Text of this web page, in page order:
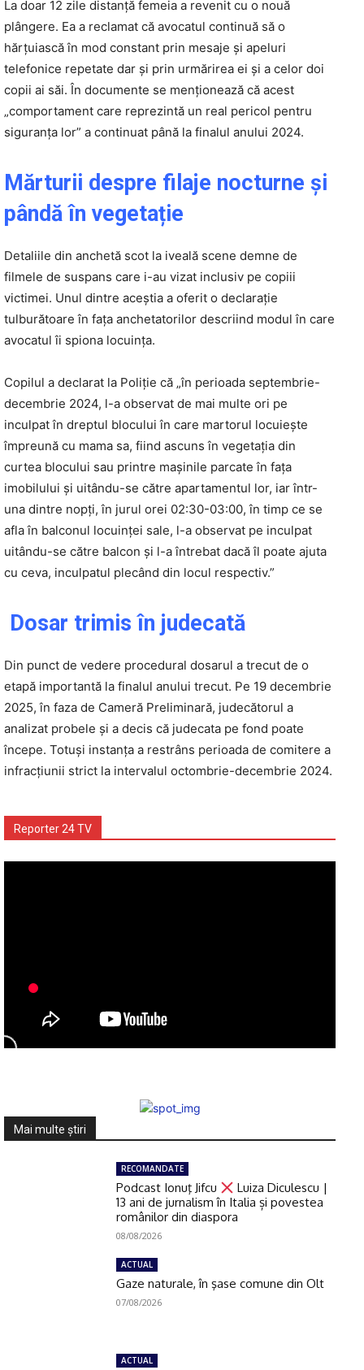
La doar 12 zile distanță femeia a revenit cu o nouă
plângere. Ea a reclamat că avocatul continuă să o
hărțuiască în mod constant prin mesaje și apeluri
telefonice repetate dar și prin urmărirea ei și a celor doi
copii ai săi. În documente se menționează că acest
„comportament care reprezintă un real pericol pentru
siguranța lor” a continuat până la finalul anului 2024.
Mărturii despre filaje nocturne și
pândă în vegetație
Detaliile din anchetă scot la iveală scene demne de
filmele de suspans care i-au vizat inclusiv pe copiii
victimei. Unul dintre aceștia a oferit o declarație
tulburătoare în fața anchetatorilor descriind modul în care
avocatul îi spiona locuința.
Copilul a declarat la Poliție că „în perioada septembrie-
decembrie 2024, l-a observat de mai multe ori pe
inculpat în dreptul blocului în care martorul locuiește
împreună cu mama sa, fiind ascuns în vegetația din
curtea blocului sau printre mașinile parcate în fața
imobilului și uitându-se către apartamentul lor, iar într-
una dintre nopți, în jurul orei 02:30-03:00, în timp ce se
afla în balconul locuinței sale, l-a observat pe inculpat
uitându-se către balcon și l-a întrebat dacă îl poate ajuta
cu ceva, inculpatul plecând din locul respectiv.”
Dosar trimis în judecată
Din punct de vedere procedural dosarul a trecut de o
etapă importantă la finalul anului trecut. Pe 19 decembrie
2025, în faza de Cameră Preliminară, judecătorul a
analizat probele și a decis că judecata pe fond poate
începe. Totuși instanța a restrâns perioada de comitere a
infracțiunii strict la intervalul octombrie-decembrie 2024.
Reporter 24 TV
Mai multe ştiri
RECOMANDATE
Podcast Ionuţ Jifcu
Luiza Diculescu |
13 ani de jurnalism în Italia și povestea
românilor din diaspora
08/08/2026
ACTUAL
Gaze naturale, în şase comune din Olt
07/08/2026
ACTUAL